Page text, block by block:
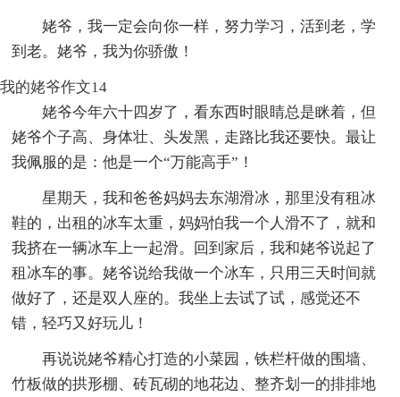
姥爷，我一定会向你一样，努力学习，活到老，学
到老。姥爷，我为你骄傲！
我的姥爷作文14
姥爷今年六十四岁了，看东西时眼睛总是眯着，但
姥爷个子高、身体壮、头发黑，走路比我还要快。最让
我佩服的是：他是一个“万能高手”！
星期天，我和爸爸妈妈去东湖滑冰，那里没有租冰
鞋的，出租的冰车太重，妈妈怕我一个人滑不了，就和
我挤在一辆冰车上一起滑。回到家后，我和姥爷说起了
租冰车的事。姥爷说给我做一个冰车，只用三天时间就
做好了，还是双人座的。我坐上去试了试，感觉还不
错，轻巧又好玩儿！
再说说姥爷精心打造的小菜园，铁栏杆做的围墙、
竹板做的拱形棚、砖瓦砌的地花边、整齐划一的排排地